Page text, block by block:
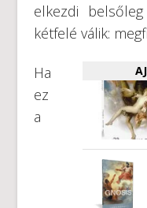
elkezdi
kétfelé válik:
Ha
ez
a